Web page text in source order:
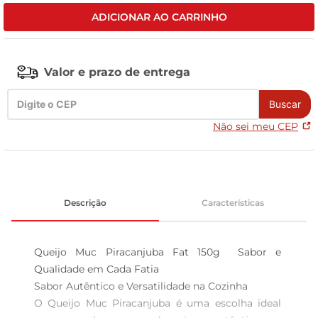
ADICIONAR AO CARRINHO
Valor e prazo de entrega
Buscar
Não sei meu CEP
Descrição Características
Queijo Muc Piracanjuba Fat 150g  Sabor e
Qualidade em Cada Fatia
Sabor Autêntico e Versatilidade na Cozinha
O Queijo Muc Piracanjuba é uma escolha ideal